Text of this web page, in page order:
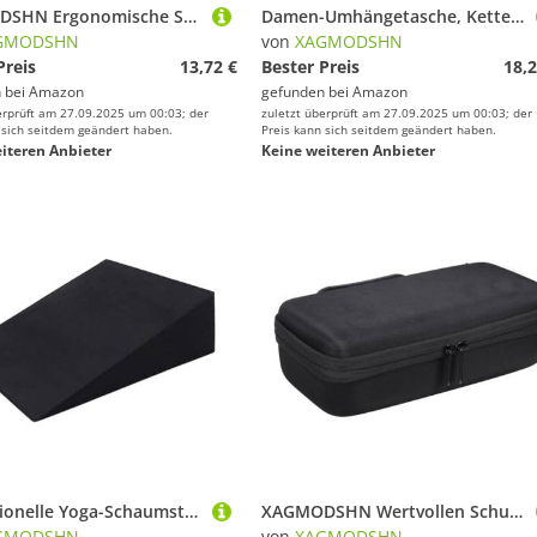
XAGMODSHN Ergonomische Skateboard-Hebegurte, universell für Skateboards, ohne zu scheuern, leicht, tragbar, Skateboard-Griff mit komfortablem Griff, 6 Stück
13,72 €
bei Amazon
am 27.09.2025 um 00:03; der
seitdem geändert haben.
Anbieter
Damen-Umhängetasche, Kette, Münzgeldbörse, PU-Leder, kleine Lippenstift-Tasche, Schultertasche, geeignet für verschiedene Anlässe und Reisen, Lippenstift-Halter, Geldbörse, Schwarz , Mass Beauty
von XAGMODSHN
Bester Preis
gefunden bei Amazon
zuletzt überprüft am 27.09.2025 um 00:03; der
Preis kann sich seitdem geändert haben.
Keine weiteren Anbieter
Professionelle Yoga-Schaumstoffkeile, Wadendehner, Schaumstoff, schräg, Fußdehnungskeile, Block für Zuhause, Training, Yoga, Rückwand
XAGMODSHN Wertvollen Schutzkasten Kleine Beutel Organisatoren Taschen Accessoire Schutz Hülle Für Golfs T Shlove Bälle Marker Handschuh